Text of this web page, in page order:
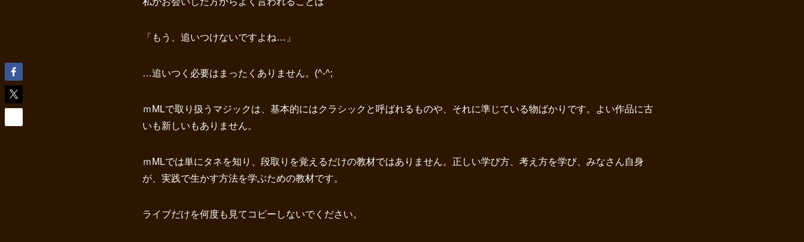
「もう、追いつけないですよね…」
…追いつく必要はまったくありません。(^-^;
ｍMLで取り扱うマジックは、基本的にはクラシックと呼ばれるものや、それに準じている物ばかりです。よい作品に古
いも新しいもありません。
ｍMLでは単にタネを知り、段取りを覚えるだけの教材ではありません。正しい学び方、考え方を学び、みなさん自身
が、実践で生かす方法を学ぶための教材です。
ライブだけを何度も見てコピーしないでください。